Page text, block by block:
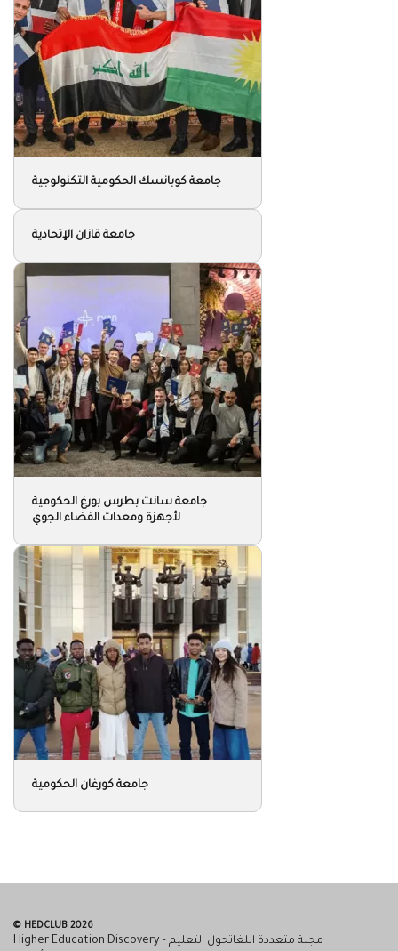
جامعة كوبانسك الحكومية التكنولوجية
جامعة قازان الإتحادية
جامعة سانت بطرس بورغ الحكومية
لأجهزة ومعدات الفضاء الجوي
جامعة كورغان الحكومية
© HEDCLUB 2026
Higher Education Discovery – مجلة متعددة اللغاتحول التعليم